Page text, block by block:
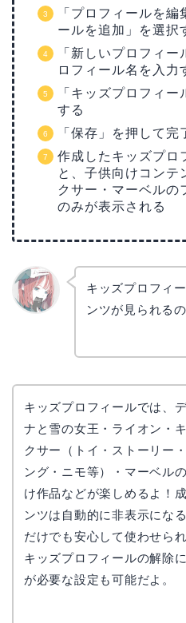
「プロフィールを
ールを追加」を選択
「新しいプロフィ
ロフィール名を入力
「キッズプロフィ
する
「保存」を押して完
作成したキッズプロ
と、子供向けコンテ
クサー・マーベルの
のみが表示される
キッズプロフィ
ンツが見られるの
キッズプロフィールでは、
ナと雪の女王・ライオン・
クサー（トイ・ストーリー
ング・ニモ等）・マーベル
け作品などが楽しめるよ！
ンツは自動的に非表示にな
だけでも安心して使わせら
キッズプロフィールの解除
が必要な設定も可能だよ。